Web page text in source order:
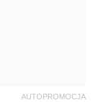
AUTOPROMOCJA